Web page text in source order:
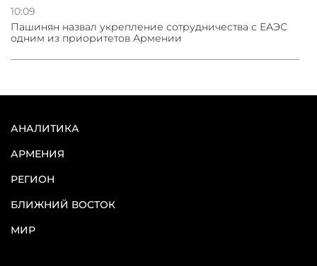
10:09
Пашинян назвал укрепление сотрудничества с ЕАЭС
одним из приоритетов Армении
АНАЛИТИКА
АРМЕНИЯ
РЕГИОН
БЛИЖНИЙ ВОСТОК
МИР